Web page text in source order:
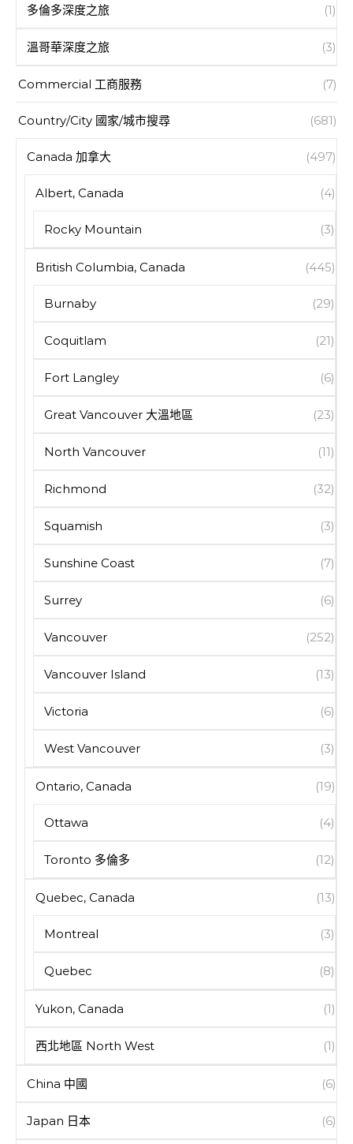
多倫多深度之旅 (1)
溫哥華深度之旅 (3)
Commercial 工商服務 (7)
Country/City 國家/城市搜尋 (681)
Canada 加拿大 (497)
Albert, Canada (4)
Rocky Mountain (3)
British Columbia, Canada (445)
Burnaby (29)
Coquitlam (21)
Fort Langley (6)
Great Vancouver 大溫地區 (23)
North Vancouver (11)
Richmond (32)
Squamish (3)
Sunshine Coast (7)
Surrey (6)
Vancouver (252)
Vancouver Island (13)
Victoria (6)
West Vancouver (3)
Ontario, Canada (19)
Ottawa (4)
Toronto 多倫多 (12)
Quebec, Canada (13)
Montreal (3)
Quebec (8)
Yukon, Canada (1)
西北地區 North West (1)
China 中國 (6)
Japan 日本 (6)